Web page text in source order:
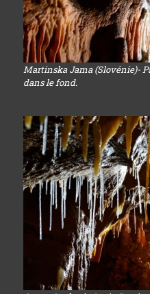
Martinska Jama (Slovénie)-
dans le fond.